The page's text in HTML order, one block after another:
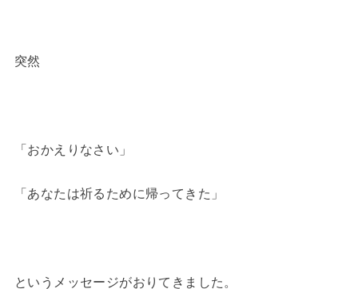
突然
「おかえりなさい」
「あなたは祈るために帰ってきた」
というメッセージがおりてきました。